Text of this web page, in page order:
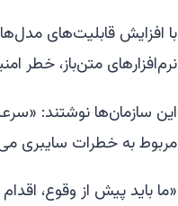
با افزایش قابلیت‌های
نرم‌افزارهای متن‌باز، خطر
این سازمان‌ها نوشتند:
مربوط به خطرات سایبری
«ما باید پیش از وقوع،